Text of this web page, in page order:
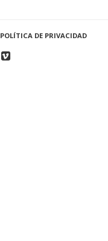
POLÍTICA DE PRIVACIDAD